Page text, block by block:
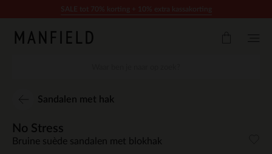
Sandalen met hak
No Stress
Bruine suède sandalen met blokhak